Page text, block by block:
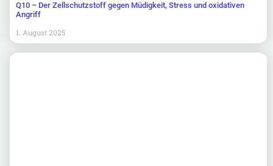
Q10 – Der Zellschutzstoff gegen Müdigkeit, Stress und oxidativen
Angriff
1. August 2025